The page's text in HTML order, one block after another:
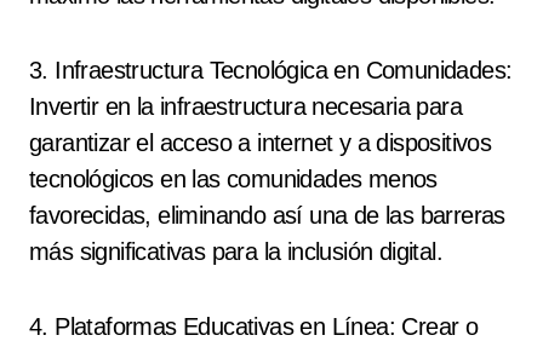
3. Infraestructura Tecnológica en Comunidades:
Invertir en la infraestructura necesaria para
garantizar el acceso a internet y a dispositivos
tecnológicos en las comunidades menos
favorecidas, eliminando así una de las barreras
más significativas para la inclusión digital.
4. Plataformas Educativas en Línea: Crear o